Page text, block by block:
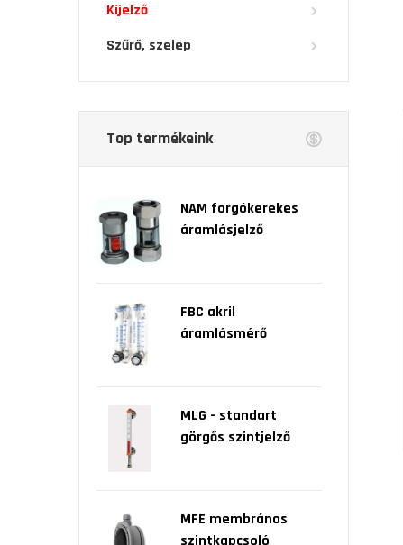
Kijelző
Szűrő, szelep
Top termékeink
NAM forgókerekes
áramlásjelző
FBC akril
áramlásmérő
MLG - standart
görgős szintjelző
MFE membrános
szintkapcsoló